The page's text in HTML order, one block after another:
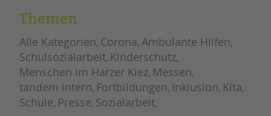
unkuerzbar
PRESSE
Magazin
KONTAKT
Themen
Alle Kategorien Corona Ambulante Hilfen
Schulsozialarbeit Kinderschutz
Menschen im Harzer Kiez Messen
tandem intern Fortbildungen Inklusion Kita
Schule Presse Sozialarbeit